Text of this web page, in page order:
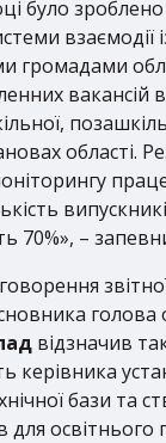
було
взаємодії
громадами
вакансій
області.
70%», –
голова
відзначив
керівника
бази та
для